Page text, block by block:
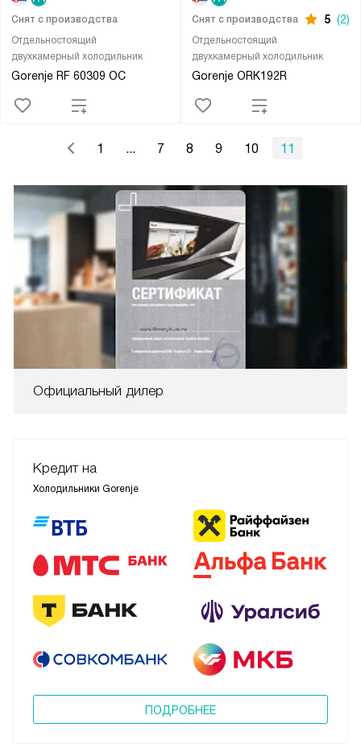
Отдельностоящий
двухкамерный холодильник
Gorenje RF 60309 OC
Снят с производства
Отдельностоящий
двухкамерный холодильник
Gorenje ORK192R
Снят с производства 5 (2)
1 ... 7 8 9 10 11
Официальный дилер
Кредит на
Холодильники Gorenje
ПОДРОБНЕЕ